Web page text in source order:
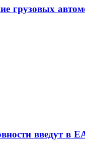
грузовых
введут в